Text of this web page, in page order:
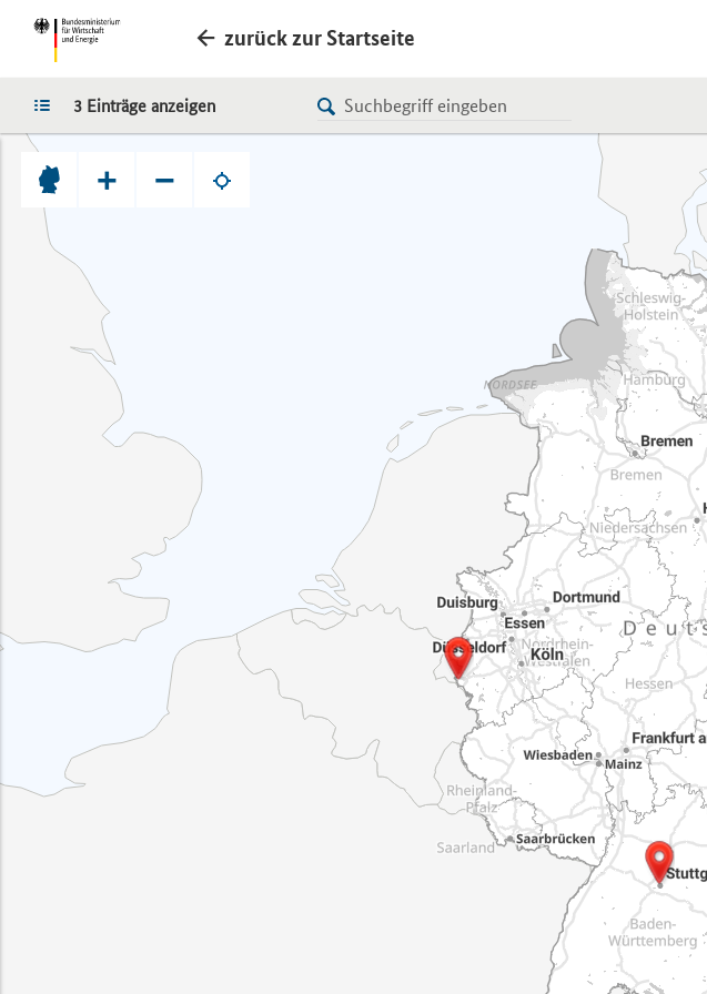
zurück zur Startseite
LISTE
3 Einträge anzeigen
+ −